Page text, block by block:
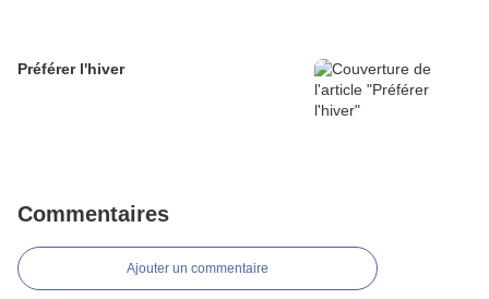
Préférer l'hiver
Commentaires
Ajouter un commentaire